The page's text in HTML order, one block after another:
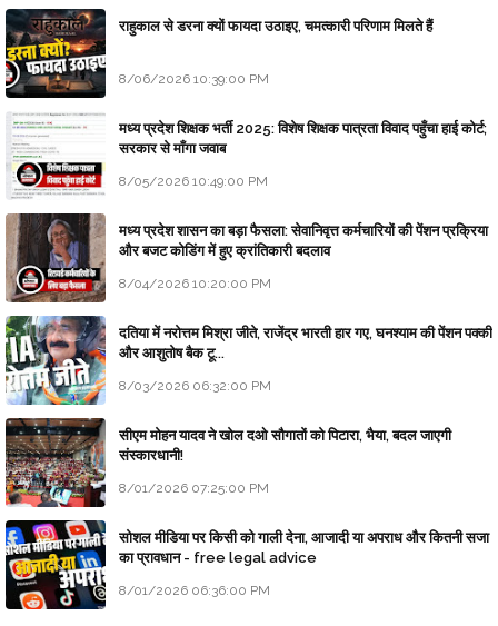
राहुकाल से डरना क्यों फायदा उठाइए, चमत्कारी परिणाम मिलते हैं
8/06/2026 10:39:00 PM
मध्य प्रदेश शिक्षक भर्ती 2025: विशेष शिक्षक पात्रता विवाद पहुँचा हाई कोर्ट;
सरकार से माँगा जवाब
8/05/2026 10:49:00 PM
मध्य प्रदेश शासन का बड़ा फैसला: सेवानिवृत्त कर्मचारियों की पेंशन प्रक्रिया
और बजट कोडिंग में हुए क्रांतिकारी बदलाव
8/04/2026 10:20:00 PM
दतिया में नरोत्तम मिश्रा जीते, राजेंद्र भारती हार गए, घनश्याम की पेंशन पक्की
और आशुतोष बैक टू...
8/03/2026 06:32:00 PM
सीएम मोहन यादव ने खोल दओ सौगातों को पिटारा, भैया, बदल जाएगी
संस्कारधानी!
8/01/2026 07:25:00 PM
सोशल मीडिया पर किसी को गाली देना, आजादी या अपराध और कितनी सजा
का प्रावधान - free legal advice
8/01/2026 06:36:00 PM